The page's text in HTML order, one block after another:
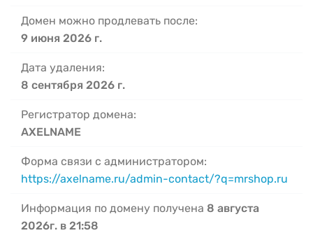
Домен можно продлевать после:
9 июня 2026 г.
Дата удаления:
8 сентября 2026 г.
Регистратор домена:
AXELNAME
Форма связи с администратором:
https://axelname.ru/admin-contact/?q=mrshop.ru
Информация по домену получена 8 августа
2026г. в 21:58